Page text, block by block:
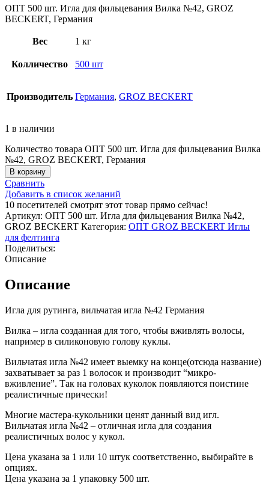
ОПТ 500 шт. Игла для фильцевания Вилка №42, GROZ
BEСKERT, Германия
Вес 1 кг
Колличество 500 шт
Производитель Германия, GROZ BEСKERT
1 в наличии
Количество товара ОПТ 500 шт. Игла для фильцевания Вилка
№42, GROZ BEСKERT, Германия
В корзину
Сравнить
Добавить в список желаний
10 посетителей смотрят этот товар прямо сейчас!
Артикул: ОПТ 500 шт. Игла для фильцевания Вилка №42,
GROZ BEСKERT Категория: ОПТ GROZ BECKERT Иглы
для фелтинга
Поделиться:
Описание
Описание
Игла для рутинга, вильчатая игла №42 Германия
Вилка – игла созданная для того, чтобы вживлять волосы,
например в силиконовую голову куклы.
Вильчатая игла №42 имеет выемку на конце(отсюда название)
захватывает за раз 1 волосок и производит “микро-
вживление”. Так на головах куколок появляются поистине
реалистичные прически!
Многие мастера-кукольники ценят данный вид игл.
Вильчатая игла №42 – отличная игла для создания
реалистичных волос у кукол.
Цена указана за 1 или 10 штук соответственно, выбирайте в
опциях.
Цена указана за 1 упаковку 500 шт.